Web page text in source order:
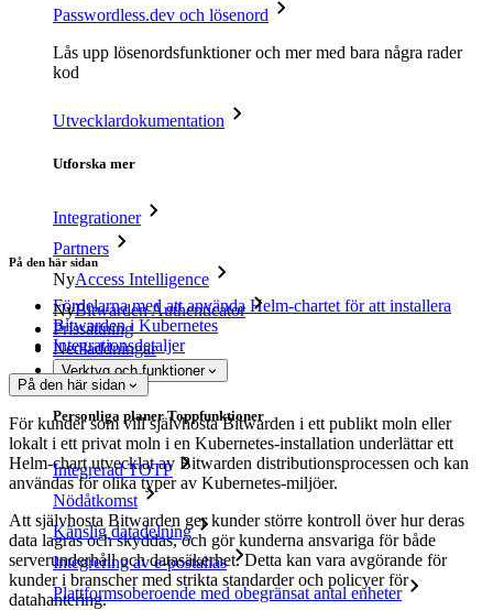
Passwordless.dev och lösenord
Lås upp lösenordsfunktioner och mer med bara några rader
kod
Utvecklardokumentation
Utforska mer
Integrationer
Partners
NyAccess Intelligence
NyBitwarden Authenticator
Prissättning
Nedladdningar
Verktyg och funktioner
Personliga planer Toppfunktioner
Integrerad TOTP
Nödåtkomst
Känslig datadelning
Integrering av e-postalias
Plattformsoberoende med obegränsat antal enheter
På den här sidan
Fördelarna med att använda Helm-chartet för att installera
Bitwarden i Kubernetes
Integrationsdetaljer
På den här sidan
För kunder som vill självhosta Bitwarden i ett publikt moln eller
lokalt i ett privat moln i en Kubernetes-installation underlättar ett
Helm-chart utvecklat av Bitwarden distributionsprocessen och kan
användas för olika typer av Kubernetes-miljöer.
Att självhosta Bitwarden ger kunder större kontroll över hur deras
data lagras och skyddas, och gör kunderna ansvariga för både
serverunderhåll och datasäkerhet. Detta kan vara avgörande för
kunder i branscher med strikta standarder och policyer för
datahantering.